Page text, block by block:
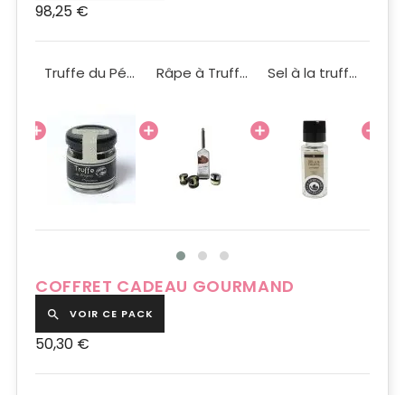
98,25 €
Truffe du Périgord en Morceaux 12g Râpe à Truffes Sel à la truffe 110g
COFFRET CADEAU GOURMAND
 VOIR CE PACK
50,30 €